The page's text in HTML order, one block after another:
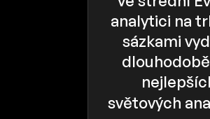
analytici na
sázkami
světových